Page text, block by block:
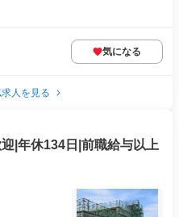
気になる
人を見る
|年休134日|前職給与以上